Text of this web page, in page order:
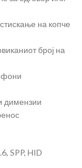
на копче
број на
димензии
SPP, HID